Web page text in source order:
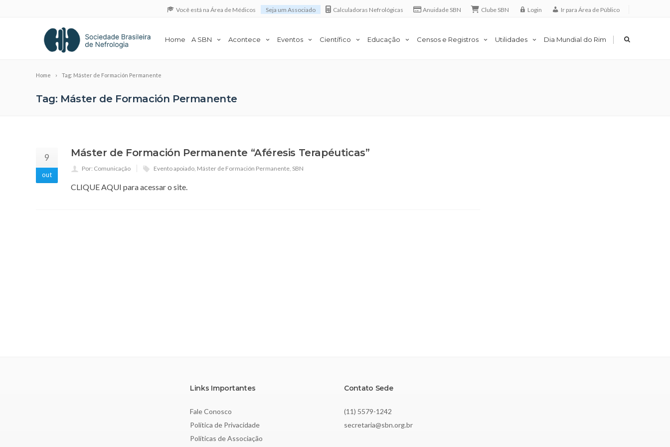
Você está na Área de Médicos Seja um Associado Calculadoras Nefrológicas Anuidade SBN Clube SBN Login Ir para Área de Público
Home A SBN Acontece Eventos Científico Educação Censos e Registros Utilidades Dia Mundial do Rim |
Home Tag: Máster de Formación Permanente
Tag: Máster de Formación Permanente
9
out
Máster de Formación Permanente “Aféresis Terapéuticas”
Por: Comunicação Evento apoiado Máster de Formación Permanente SBN
CLIQUE AQUI para acessar o site.
Links Importantes
Fale Conosco
Política de Privacidade
Políticas de Associação
Contato Sede
(11) 5579-1242
secretaria@sbn.org.br